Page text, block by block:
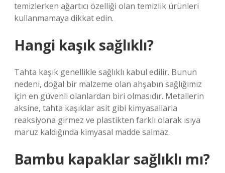
temizlerken ağartıcı özelliği olan temizlik ürünleri
kullanmamaya dikkat edin.
Hangi kaşık sağlıklı?
Tahta kaşık genellikle sağlıklı kabul edilir. Bunun
nedeni, doğal bir malzeme olan ahşabın sağlığımız
için en güvenli olanlardan biri olmasıdır. Metallerin
aksine, tahta kaşıklar asit gibi kimyasallarla
reaksiyona girmez ve plastikten farklı olarak ısıya
maruz kaldığında kimyasal madde salmaz.
Bambu kapaklar sağlıklı mı?